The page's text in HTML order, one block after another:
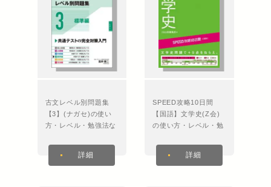
古文レベル別問題集
【3】(ナガセ)の使い
方・レベル・勉強法な
詳細
SPEED攻略10日間
【国語】文学史(Z会)
の使い方・レベル・勉
説！
詳細